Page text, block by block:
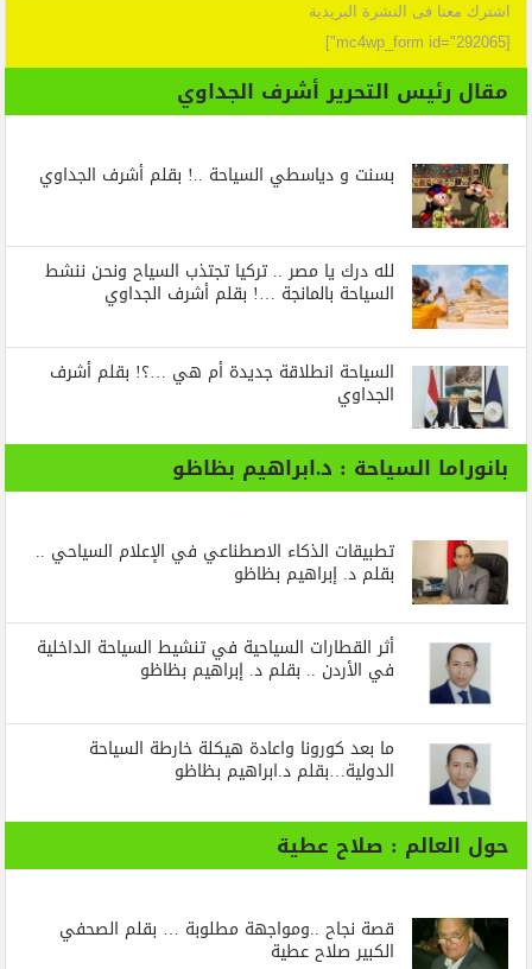
اشترك معنا فى النشرة البريدية
[mc4wp_form id="292065"]
مقال رئيس التحرير أشرف الجداوي
بسنت و دياسطي السياحة ..! بقلم أشرف الجداوي
لله درك يا مصر .. تركيا تجتذب السياح ونحن ننشط
السياحة بالمانجة …! بقلم أشرف الجداوي
السياحة انطلاقة جديدة أم هي …؟! بقلم أشرف
الجداوي
بانوراما السياحة : د.ابراهيم بظاظو
تطبيقات الذكاء الاصطناعي في الإعلام السياحي ..
بقلم د. إبراهيم بظاظو
أثر القطارات السياحية في تنشيط السياحة الداخلية
في الأردن .. بقلم د. إبراهيم بظاظو
ما بعد كورونا واعادة هيكلة خارطة السياحة
الدولية…بقلم د.ابراهيم بظاظو
حول العالم : صلاح عطية
قصة نجاح ..ومواجهة مطلوبة … بقلم الصحفي
الكبير صلاح عطية